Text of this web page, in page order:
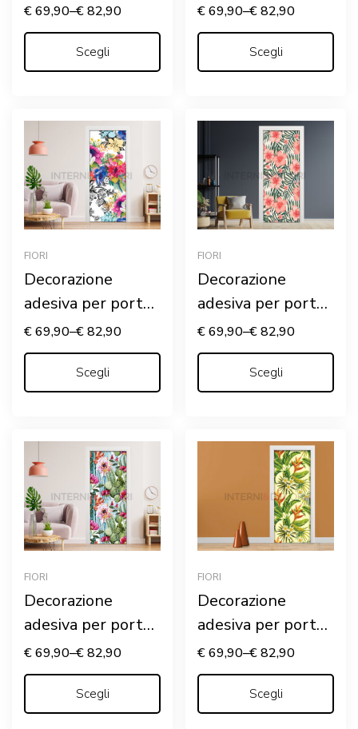
TROPICALI”
€69,90–€82,90
Scegli
TROPICALI E
FIORI ROSA”
€69,90–€82,90
Scegli
FIORI
Decorazione
adesiva per porte
“FANTASIA DI
FIORI”
€69,90–€82,90
Scegli
FIORI
Decorazione
adesiva per porte
“FIORI DI IBISCUS”
€69,90–€82,90
Scegli
FIORI
Decorazione
adesiva per porte
“FIORI E CACTUS”
€69,90–€82,90
Scegli
FIORI
Decorazione
adesiva per porte
“FIORI ESOTICI”
€69,90–€82,90
Scegli